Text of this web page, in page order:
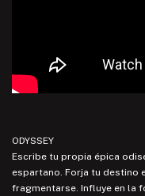
ODYSSEY
Escribe tu propia épica
espartano. Forja tu destino
fragmentarse. Influye en la